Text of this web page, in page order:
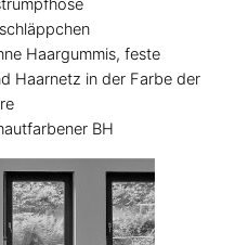
Haargummis, feste
Haarnetz in der Farbe der
BH